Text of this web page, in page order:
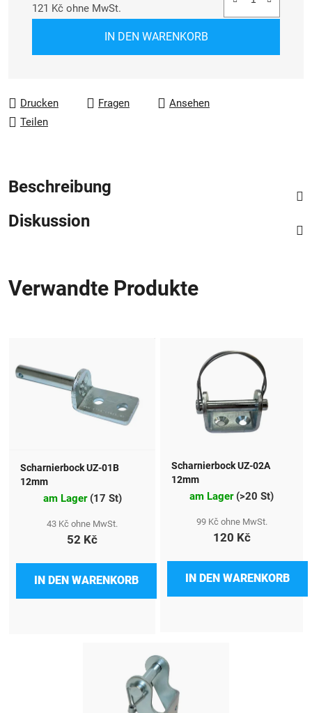
121 Kč ohne MwSt.
IN DEN WARENKORB
Drucken Fragen
Ansehen
Teilen
Beschreibung
Diskussion
Verwandte Produkte
Scharnierbock UZ-01B
12mm
am Lager (17 St)
43 Kč ohne MwSt.
52 Kč
IN DEN WARENKORB
Scharnierbock UZ-02A
12mm
am Lager (>20 St)
99 Kč ohne MwSt.
120 Kč
IN DEN WARENKORB